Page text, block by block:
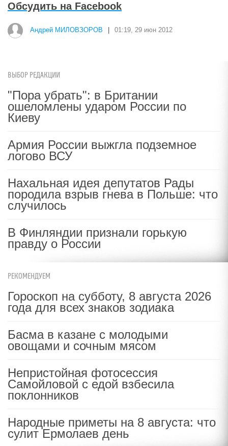
Обсудить на Facebook
Андрей МИЛОВЗОРОВ 01:19, 29 июн 2012
ВЫБОР РЕДАКЦИИ
"Пора убрать": в Британии
ошеломлены ударом России по
Киеву
Армия России выжгла подземное
логово ВСУ
Нахальная идея депутатов Рады
породила взрыв гнева в Польше: что
случилось
В Финляндии признали горькую
правду о России
РЕКОМЕНДУЕМ
Гороскоп на субботу, 8 августа 2026
года для всех знаков зодиака
Басма в казане с молодыми
овощами и сочным мясом
Непристойная фотосессия
Самойловой с едой взбесила
поклонников
Народные приметы на 8 августа: что
сулит Ермолаев день